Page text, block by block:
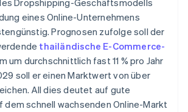
Dropshipping-Geschäftsmodells
eines Online-Unternehmens
Prognosen zufolge soll der
thailändische E-Commerce-
um durchschnittlich fast 11 % pro Jahr
soll er einen Marktwert von über
All dies deutet auf gute
dem schnell wachsenden Online-Markt